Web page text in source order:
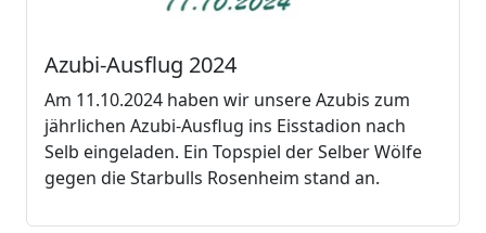
Azubi-Ausflug 2024
Am 11.10.2024 haben wir unsere Azubis zum
jährlichen Azubi-Ausflug ins Eisstadion nach
Selb eingeladen. Ein Topspiel der Selber Wölfe
gegen die Starbulls Rosenheim stand an.